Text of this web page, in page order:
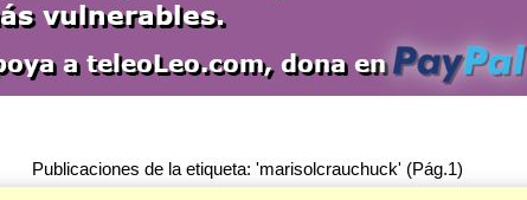
Publicaciones de la etiqueta: 'marisolcrauchuck' (Pág.1)